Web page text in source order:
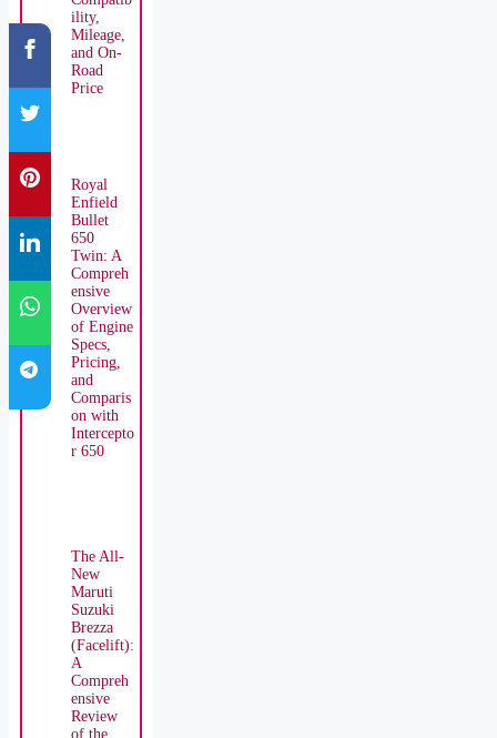
ility,
Mileage,
and On-
Road
Price
Royal
Enfield
Bullet
650
Twin: A
Compreh
ensive
Overview
of Engine
Specs,
Pricing,
and
Comparis
on with
Intercepto
r 650
The All-
New
Maruti
Suzuki
Brezza
(Facelift):
A
Compreh
ensive
Review
of the